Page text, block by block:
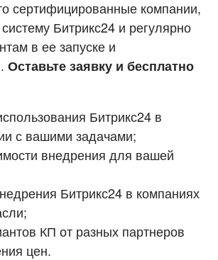
ВХОД
ВХОД
Смотреть видеокейсы
сертифицированные компании,
Битрикс24 и регулярно
в ее запуске и
Оставьте заявку и бесплатно
Битрикс24 в
с вашими задачами;
внедрения для вашей
Битрикс24 в компаниях
КП от разных партнеров
цен.